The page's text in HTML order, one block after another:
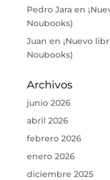
Pedro Jaraen
Noubooks)
Juan en ¡Nuevo
Noubooks)
Archivos
junio 2026
abril 2026
febrero 2026
enero 2026
diciembre 2025